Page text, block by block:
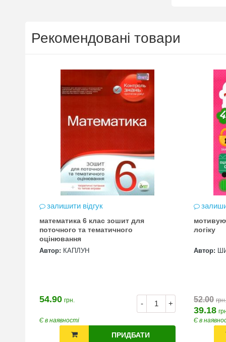
Рекомендовані товари
залишити відгук
математика 6 клас зошит для
поточного та тематичного
оцінювання
Автор: КАПЛУН
- +
54.90 грн.
Є в наявності
ПРИДБАТИ
логіку
Автор:
52.00 грн.
39.18
Є в